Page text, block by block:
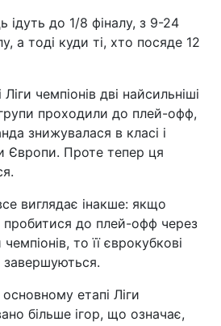
ідуть до 1/8 фіналу, з 9-24
а тоді куди ті, хто посяде 12
чемпіонів дві найсильніші
проходили до плей-офф,
знижувалася в класі і
Європи. Проте тепер ця
виглядає інакше: якщо
пробитися до плей-офф через
то її єврокубкові
етапі Ліги
більше ігор, що означає,